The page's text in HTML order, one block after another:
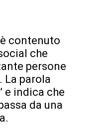
è contenuto
che
persone
La parola
e indica che
da una